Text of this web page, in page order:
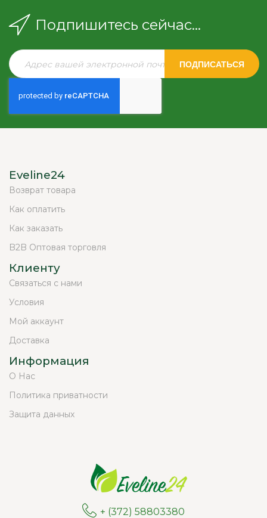
Подпишитесь сейчас...
ПОДПИСАТЬСЯ
Eveline24
Возврат товара
Как оплатить
Как заказать
B2B Оптовая торговля
Клиенту
Связаться с нами
Условия
Мой аккаунт
Доставка
Информация
О Нас
Политика приватности
Защита данных
+ (372) 58803380